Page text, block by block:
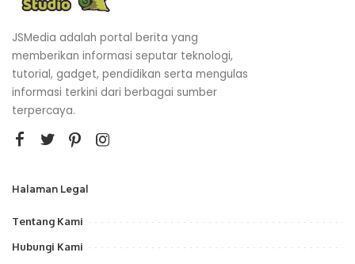
JSMedia adalah portal berita yang
memberikan informasi seputar teknologi,
tutorial, gadget, pendidikan serta mengulas
informasi terkini dari berbagai sumber
terpercaya.
Halaman Legal
Tentang Kami
Hubungi Kami